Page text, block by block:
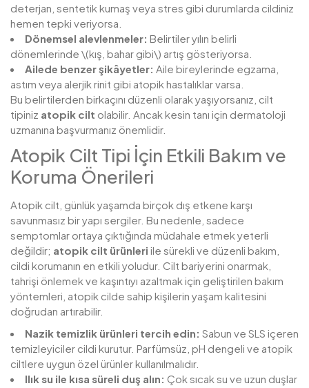
deterjan, sentetik kumaş veya stres gibi durumlarda cildiniz
hemen tepki veriyorsa.
Dönemsel alevlenmeler: Belirtiler yılın belirli
dönemlerinde \(kış, bahar gibi\) artış gösteriyorsa.
Ailede benzer şikâyetler: Aile bireylerinde egzama,
astım veya alerjik rinit gibi atopik hastalıklar varsa.
Bu belirtilerden birkaçını düzenli olarak yaşıyorsanız, cilt
tipiniz atopik cilt olabilir. Ancak kesin tanı için dermatoloji
uzmanına başvurmanız önemlidir.
Atopik Cilt Tipi İçin Etkili Bakım ve
Koruma Önerileri
Atopik cilt, günlük yaşamda birçok dış etkene karşı
savunmasız bir yapı sergiler. Bu nedenle, sadece
semptomlar ortaya çıktığında müdahale etmek yeterli
değildir; atopik cilt ürünleri ile sürekli ve düzenli bakım,
cildi korumanın en etkili yoludur. Cilt bariyerini onarmak,
tahrişi önlemek ve kaşıntıyı azaltmak için geliştirilen bakım
yöntemleri, atopik cilde sahip kişilerin yaşam kalitesini
doğrudan artırabilir.
Nazik temizlik ürünleri tercih edin: Sabun ve SLS içeren
temizleyiciler cildi kurutur. Parfümsüz, pH dengeli ve atopik
ciltlere uygun özel ürünler kullanılmalıdır.
Ilık su ile kısa süreli duş alın: Çok sıcak su ve uzun duşlar